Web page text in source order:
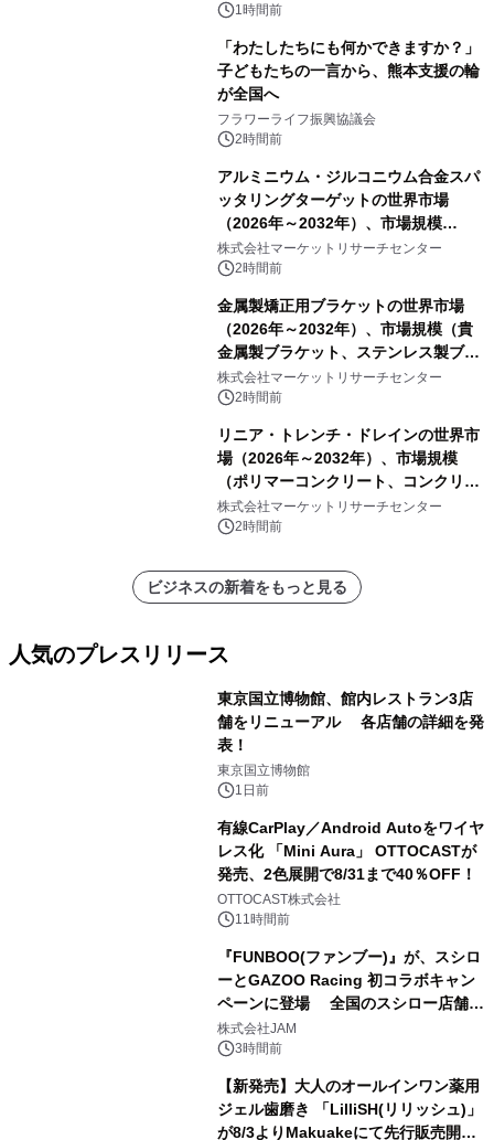
1時間前
「わたしたちにも何かできますか？」
子どもたちの一言から、熊本支援の輪
が全国へ
フラワーライフ振興協議会
2時間前
アルミニウム・ジルコニウム合金スパ
ッタリングターゲットの世界市場
（2026年～2032年）、市場規模
（0.995、0.999、その他）・分析レポ
ートを発表
株式会社マーケットリサーチセンター
2時間前
金属製矯正用ブラケットの世界市場
（2026年～2032年）、市場規模（貴
金属製ブラケット、ステンレス製ブラ
ケット、純チタン製ブラケット）・分
析レポートを発表
株式会社マーケットリサーチセンター
2時間前
リニア・トレンチ・ドレインの世界市
場（2026年～2032年）、市場規模
（ポリマーコンクリート、コンクリー
ト、プラスチック、金属）・分析レポ
ートを発表
株式会社マーケットリサーチセンター
2時間前
ビジネスの新着をもっと見る
人気のプレスリリース
東京国立博物館、館内レストラン3店
舗をリニューアル 各店舗の詳細を発
表！
東京国立博物館
1日前
有線CarPlay／Android Autoをワイヤ
レス化 「Mini Aura」 OTTOCASTが
発売、2色展開で8/31まで40％OFF！
OTTOCAST株式会社
11時間前
『FUNBOO(ファンブー)』が、スシロ
ーとGAZOO Racing 初コラボキャン
ペーンに登場 全国のスシロー店舗で
GR 4車種の FUNBOO(ミニカー)付き
メニューが展開されます
株式会社JAM
3時間前
【新発売】大人のオールインワン薬用
ジェル歯磨き 「LilliSH(リリッシュ)」
が8/3よりMakuakeにて先行販売開